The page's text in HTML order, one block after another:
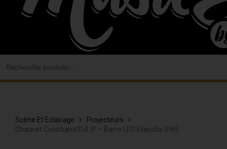
Scène Et Eclairage
Projecteurs
Chauvet Colorband PiX IP – Barre LED Etanche IP65